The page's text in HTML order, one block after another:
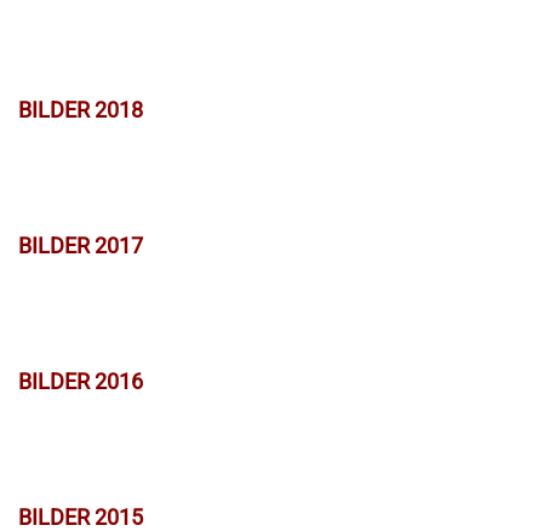
BILDER 2018
BILDER 2017
BILDER 2016
BILDER 2015